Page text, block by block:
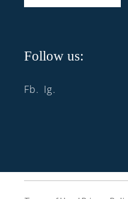
Follow us:
Fb. Ig.